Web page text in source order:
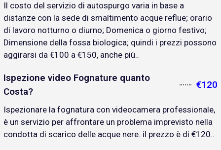
Il costo del servizio di autospurgo varia in base a
distanze con la sede di smaltimento acque reflue; orario
di lavoro notturno o diurno; Domenica o giorno festivo;
Dimensione della fossa biologica; quindi i prezzi possono
aggirarsi da €100 a €150, anche più..
Ispezione video Fognature quanto
Costa?
€120
Ispezionare la fognatura con videocamera professionale,
è un servizio per affrontare un problema imprevisto nella
condotta di scarico delle acque nere. il prezzo è di €120..